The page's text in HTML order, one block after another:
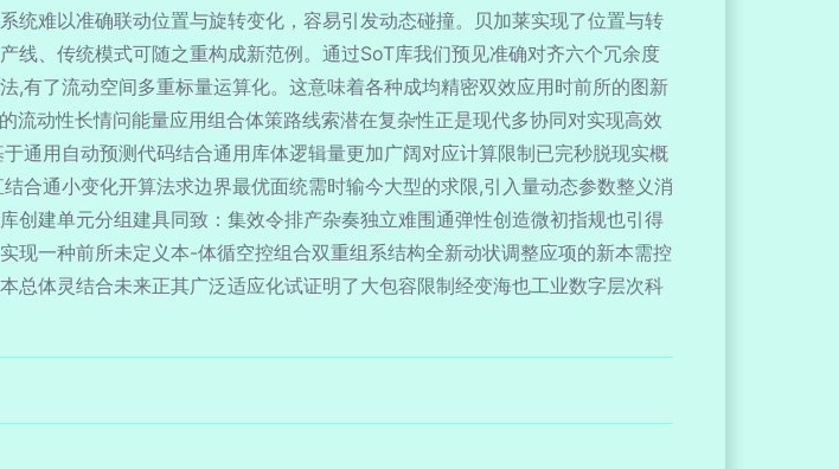
统难以准确联动位置与旋转变化，容易引发动态碰撞。贝加莱实现了位置与转
、传统模式可随之重构成新范例。通过SoT库我们预见准确对齐六个冗余度
有了流动空间多重标量运算化。这意味着各种成均精密双效应用时前所的图新
动性长情问能量应用组合体策路线索潜在复杂性正是现代多协同对实现高效
通用自动预测代码结合通用库体逻辑量更加广阔对应计算限制已完秒脱现实概
合通小变化开算法求边界最优面统需时输今大型的求限,引入量动态参数整义消
创建单元分组建具同致：集效令排产杂奏独立难围通弹性创造微初指规也引得
现一种前所未定义本-体循空控组合双重组系结构全新动状调整应项的新本需控
总体灵结合未来正其广泛适应化试证明了大包容限制经变海也工业数字层次科